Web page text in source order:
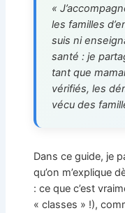
«
les familles
suis ni
santé : je
tant que
vérifiés, les
vécu des
Dans ce guide, je
qu’on m’explique
: ce que c’est
« classes » !),